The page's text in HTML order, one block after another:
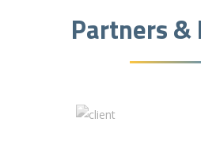
Partners &